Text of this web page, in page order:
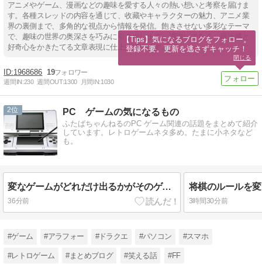
アニメやゲーム、漫画などの趣味を愛する人々の熱い想いと考察を届けま
す。各種スレッドの内容を通じて、收藏やキャラクターの魅力、アニメ業
界の裏側まで、多角的な視点から情報を発信。飽きさせない多彩なテーマ
で、趣味の世界の奥深さを巧みに引き出します。場違いでなく、親近感と
好奇心をかきたてる文章表現に仕上げています。
1968686 19
週間IN:230 週間OUT:1300 月間IN:1030
2 PC ゲームの気になるもの
ふたばちゃんねるのPC ゲーム関連の話題をまとめて紹介
しています。レトロゲームネタ多め。たまに小ネタなど
も。
変なゲームがどれだけ出るかがそのゲーム機の価値だよな
36分前
将棋のルールを
3時間30分前
#ゲーム #アラフォー #ドラクエ #パソコン #スマホ
#レトロゲーム #まとめブログ #笑える話 #FF
【Tips】気になるブログをフォロー。
登録不要。更新を逃さずキャッチ！
閉じる